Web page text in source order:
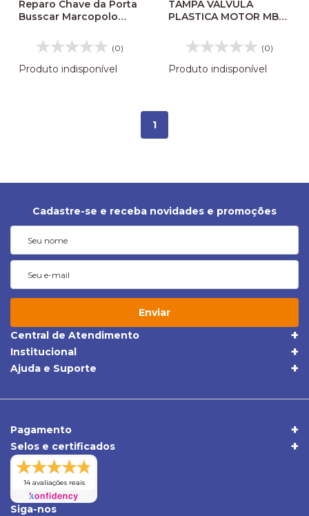
Reparo Chave da Porta
Busscar Marcopolo
(0)
Produto indisponível
TAMPA VALVULA
PLASTICA MOTOR MBB
(0)
Produto indisponível
1
Cadastre-se e receba novidades e promoções
Enviar
Central de Atendimento
(19) 3395-1668
(19) 98409-5604
Atendimento de Seg. a Sex. das 8h às 18h
Institucional
Quem Somos
Qualidade
Ajuda e Suporte
Entrega
Central de Atendimento
Duvidas Frequentes
Pagamento
Selos e certificados
Verificada por
14 avaliações reais
Siga-nos